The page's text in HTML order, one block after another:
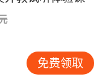
（文艺复兴艺
（印象派绘
艺术作品及其风
免费领取